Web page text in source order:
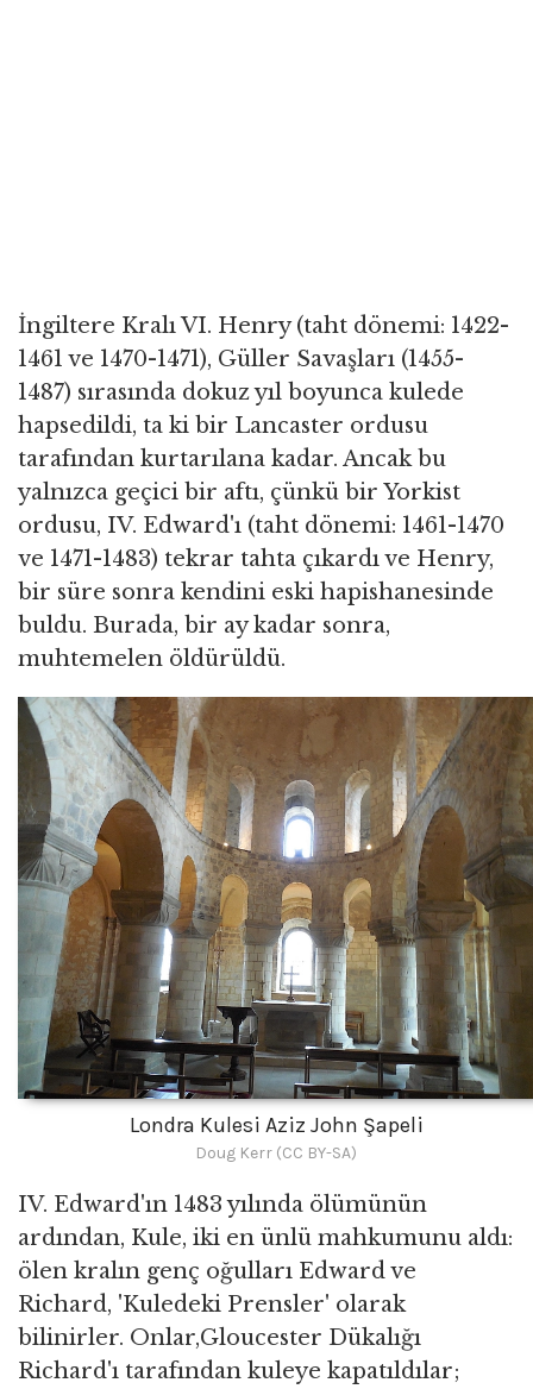
İngiltere Kralı VI. Henry (taht dönemi: 1422-
1461 ve 1470-1471), Güller Savaşları (1455-
1487) sırasında dokuz yıl boyunca kulede
hapsedildi, ta ki bir Lancaster ordusu
tarafından kurtarılana kadar. Ancak bu
yalnızca geçici bir aftı, çünkü bir Yorkist
ordusu, IV. Edward'ı (taht dönemi: 1461-1470
ve 1471-1483) tekrar tahta çıkardı ve Henry,
bir süre sonra kendini eski hapishanesinde
buldu. Burada, bir ay kadar sonra,
muhtemelen öldürüldü.
Londra Kulesi Aziz John Şapeli
Doug Kerr (CC BY-SA)
IV. Edward'ın 1483 yılında ölümünün
ardından, Kule, iki en ünlü mahkumunu aldı:
ölen kralın genç oğulları Edward ve
Richard, 'Kuledeki Prensler' olarak
bilinirler. Onlar,Gloucester Dükalığı
Richard'ı tarafından kuleye kapatıldılar;